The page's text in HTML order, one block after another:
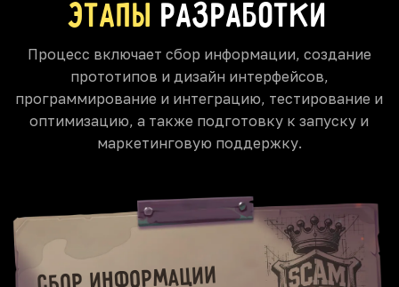
Этапы разработки
Процесс включает сбор информации, создание
прототипов и дизайн интерфейсов,
программирование и интеграцию, тестирование и
оптимизацию, а также подготовку к запуску и
маркетинговую поддержку.
Сбор информации